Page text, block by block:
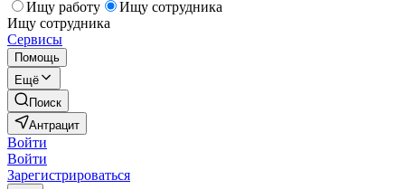
Ищу работу
Ищу сотрудника
Ищу сотрудника
Сервисы
Помощь
Ещё
Поиск
Антрацит
Войти
Войти
Зарегистрироваться